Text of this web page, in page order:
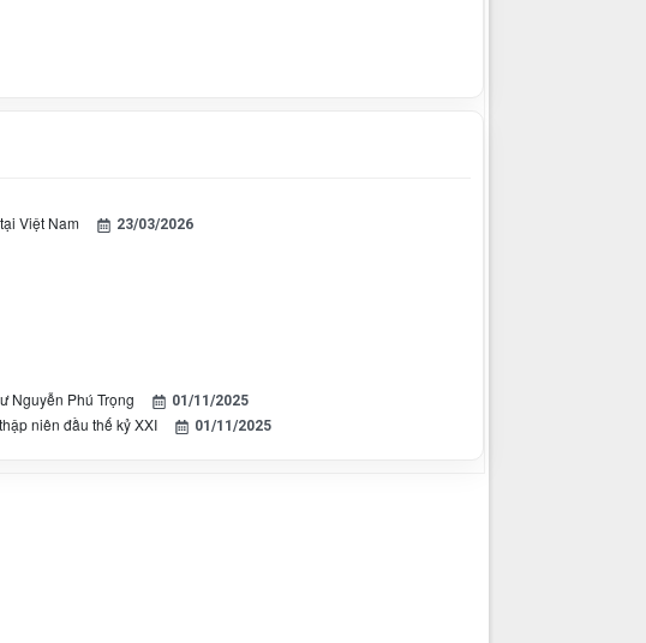
Việt Nam 23/03/2026
Nguyễn Phú Trọng 01/11/2025
niên đầu thế kỷ XXI 01/11/2025